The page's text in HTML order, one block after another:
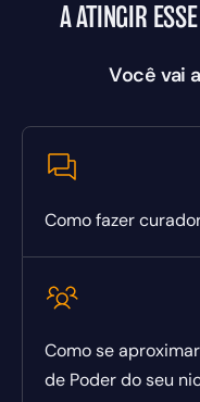
A ATINGIR
Você vai
Como fazer
Como se
de Poder do seu